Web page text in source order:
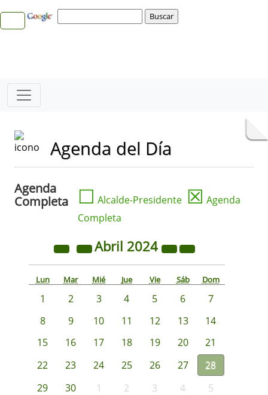
Agenda del Día
Agenda
Completa
☐ Alcalde-Presidente ☒ Agenda
Completa
Abril 2024
Lun Mar Mié Jue Vie Sáb Dom
1 2 3 4 5 6
7
8
9 10 11 12 13
14
15
16 17 18 19 20
21
22
23 24 25 26 27
28
29
30 1 2 3 4 5